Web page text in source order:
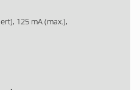
125 mA (max.),